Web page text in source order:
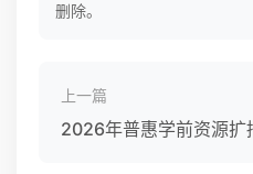
删除。
上一篇
2026年普惠学前资源扩